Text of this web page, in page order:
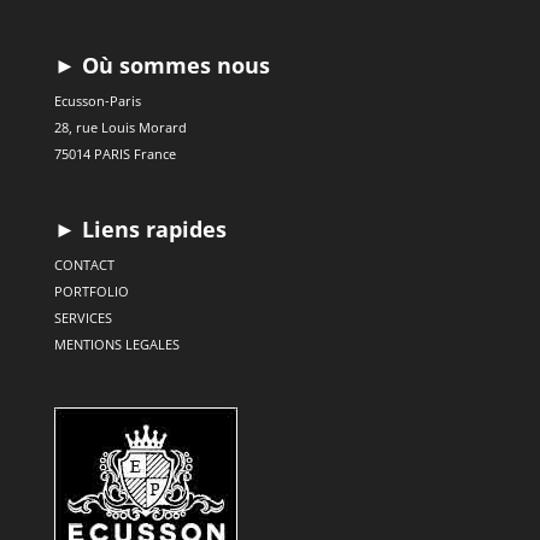
► Où sommes nous
Ecusson-Paris
28, rue Louis Morard
75014 PARIS France
► Liens rapides
CONTACT
PORTFOLIO
SERVICES
MENTIONS LEGALES